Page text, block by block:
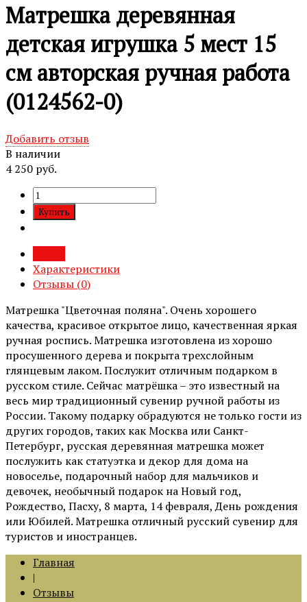
Матрешка деревянная
детская игрушка 5 мест 15
см авторская ручная работа
(0124562-0)
Добавить отзыв
В наличии
4 250 руб.
Характеристики
Отзывы (0)
Матрешка "Цветочная поляна". Очень хорошего
качества, красивое открытое лицо, качественная яркая
ручная роспись. Матрешка изготовлена из хорошо
просушенного дерева и покрыта трехслойным
глянцевым лаком. Послужит отличным подарком в
русском стиле. Сейчас матрёшка – это известный на
весь мир традиционный сувенир ручной работы из
России. Такому подарку обрадуются не только гости из
других городов, таких как Москва или Санкт-
Петербург, русская деревянная матрешка может
послужить как статуэтка и декор для дома на
новоселье, подарочный набор для мальчиков и
девочек, необычный подарок на Новый год,
Рождество, Пасху, 8 марта, 14 февраля, День рождения
или Юбилей. Матрешка отличный русский сувенир для
туристов и иностранцев.
Главная
|
Отзывы